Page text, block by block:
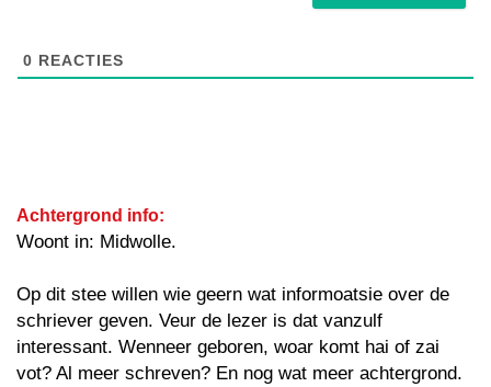
0 REACTIES
Achtergrond info:
Woont in: Midwolle.
Op dit stee willen wie geern wat informoatsie over de
schriever geven. Veur de lezer is dat vanzulf
interessant. Wenneer geboren, woar komt hai of zai
vot? Al meer schreven? En nog wat meer achtergrond.